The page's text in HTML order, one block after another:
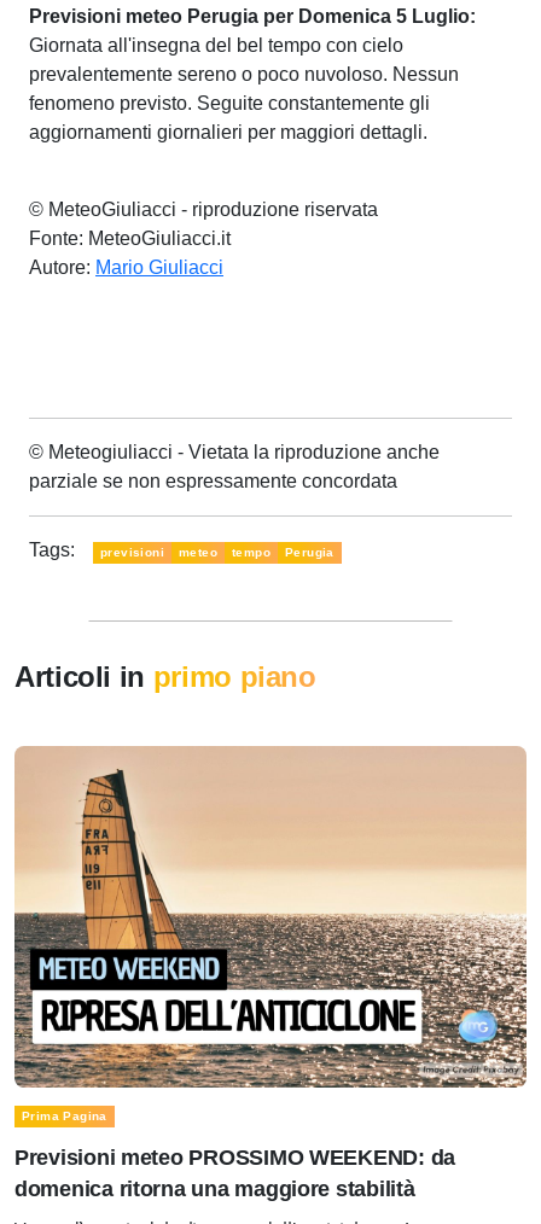
Previsioni meteo Perugia per Domenica 5 Luglio:
Giornata all'insegna del bel tempo con cielo
prevalentemente sereno o poco nuvoloso. Nessun
fenomeno previsto. Seguite constantemente gli
aggiornamenti giornalieri per maggiori dettagli.
© MeteoGiuliacci - riproduzione riservata
Fonte: MeteoGiuliacci.it
Autore: Mario Giuliacci
© Meteogiuliacci - Vietata la riproduzione anche
parziale se non espressamente concordata
Tags: previsioni meteo tempo Perugia
Articoli in primo piano
Prima Pagina
Previsioni meteo PROSSIMO WEEKEND: da
domenica ritorna una maggiore stabilità